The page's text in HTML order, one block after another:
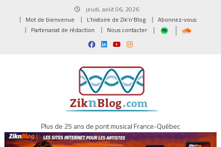
jeudi, août 06, 2026
Mot de bienvenue
L’histoire de Zik’n’Blog
Abonnez-vous
Partenariat de rédaction
Nous contacter
Plus de 25 ans de pont musical France-Québec